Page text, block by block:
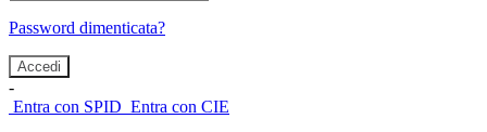
Password dimenticata?
-
Entra con SPID Entra con CIE